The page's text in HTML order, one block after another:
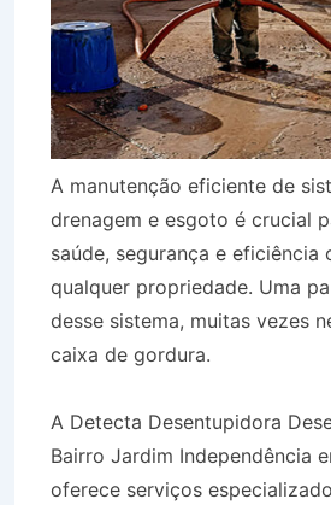
A manutenção eficiente de
drenagem e esgoto é crucial
saúde, segurança e eficiência
qualquer propriedade. Uma
desse sistema, muitas vezes
caixa de gordura.
A Detecta Desentupidora
Bairro Jardim Independência
oferece serviços